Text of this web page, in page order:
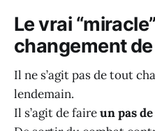
Le vrai
changement
Il ne s’agit pas de tout
lendemain.
Il s’agit de faireun pas